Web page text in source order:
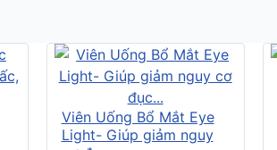
Viên Uống Bổ Mắt Eye
Light- Giúp giảm nguy